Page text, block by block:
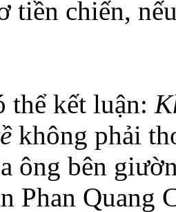
tiền chiến,
thể kết luận:
không phải
ông bên
Phan Quang